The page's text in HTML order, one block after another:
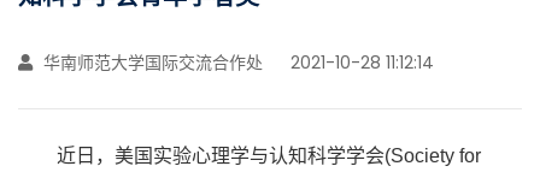
华南师范大学国际交流合作处 2021-10-28 11:12:14
近日，美国实验心理学与认知科学学会(Society for